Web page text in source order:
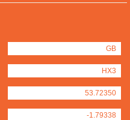
GB
HX3
53.72350
-1.79338